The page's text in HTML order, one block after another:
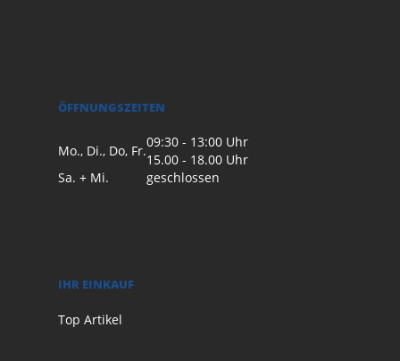
ÖFFNUNGSZEITEN
Mo., Di., Do, Fr.
09:30 - 13:00 Uhr
15.00 - 18.00 Uhr
Sa. + Mi.
geschlossen
IHR EINKAUF
Top Artikel